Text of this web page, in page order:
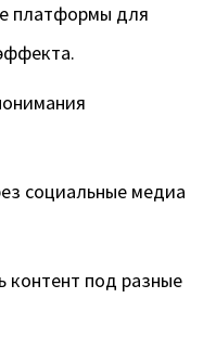
платформы для
социальные медиа
контент под разные